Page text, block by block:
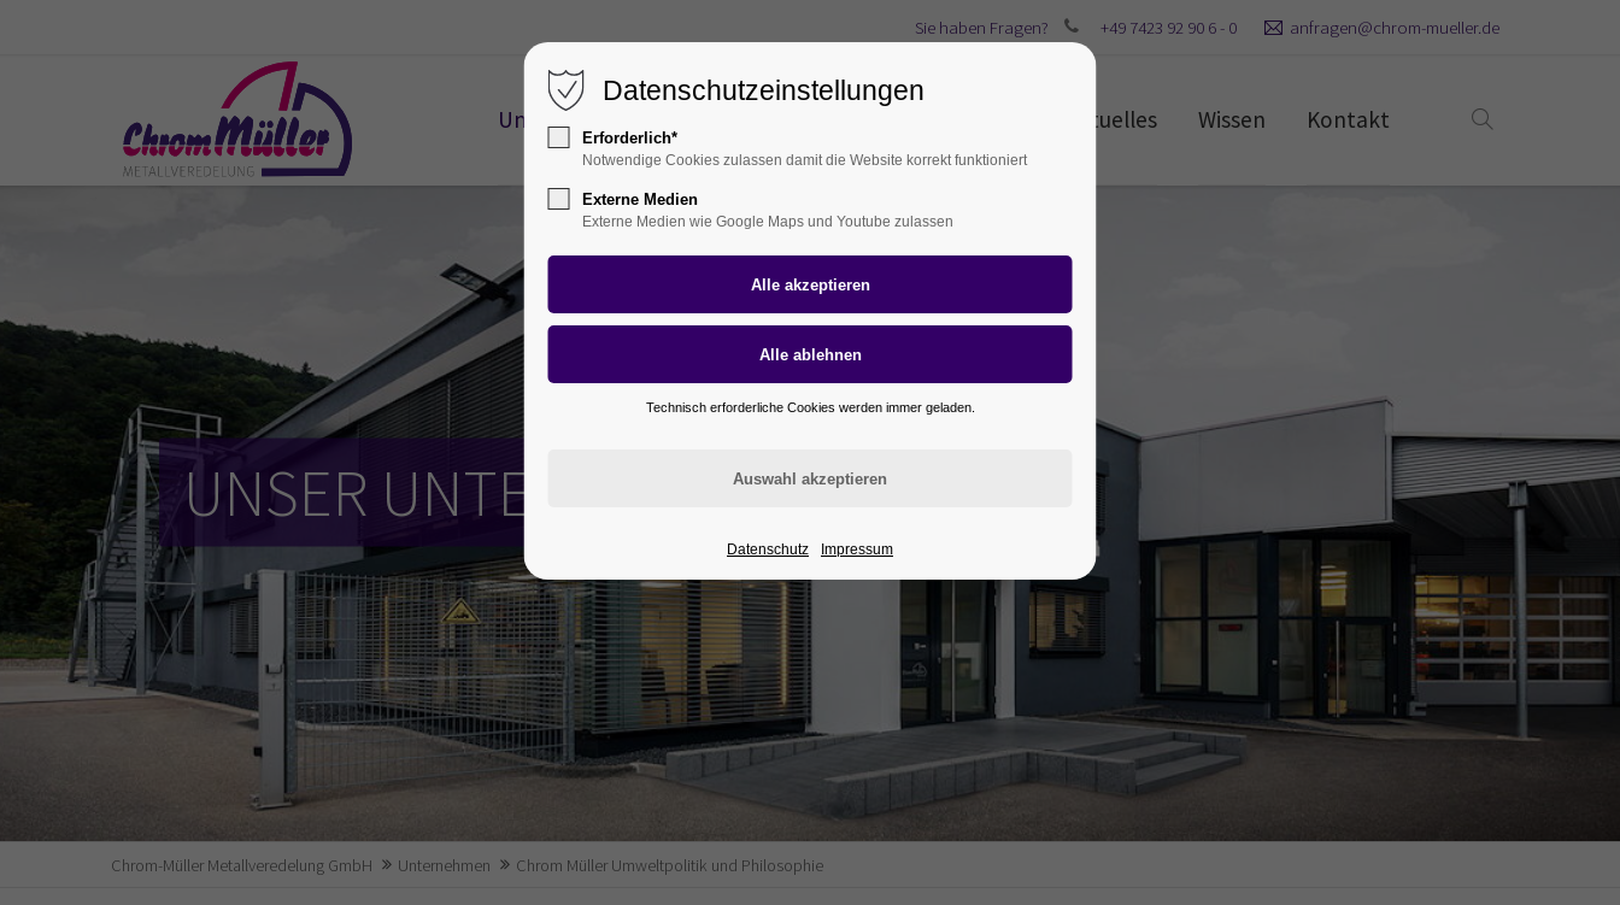
anfragen@chrom-mueller.de
Sie haben Fragen? +49 7423 92 90 6 - 0
Unternehmen Aktuelles Wissen Kontakt
UNSER UNTERNEHMEN
Chrom-Müller Metallveredelung GmbH Unternehmen Chrom Müller Umweltpolitik und Philosophie
Datenschutzeinstellungen
Erforderlich*
Notwendige Cookies zulassen damit die Website korrekt funktioniert
Externe Medien
Externe Medien wie Google Maps und Youtube zulassen
Technisch erforderliche Cookies werden immer geladen.
Datenschutz Impressum